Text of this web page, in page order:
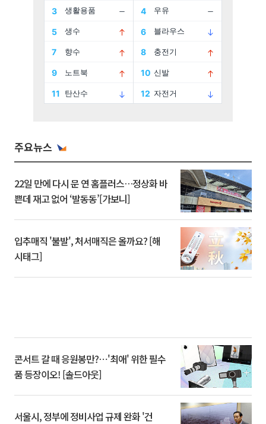
주요뉴스
22일 만에 다시 문 연 홈플러스…정상화 바
쁜데 재고 없어 ‘발동동’[가보니]
입추매직 '불발', 처서매직은 올까요? [해
시태그]
콘서트 갈 때 응원봉만?⋯'최애' 위한 필수
품 등장이오! [솔드아웃]
서울시, 정부에 정비사업 규제 완화 '건